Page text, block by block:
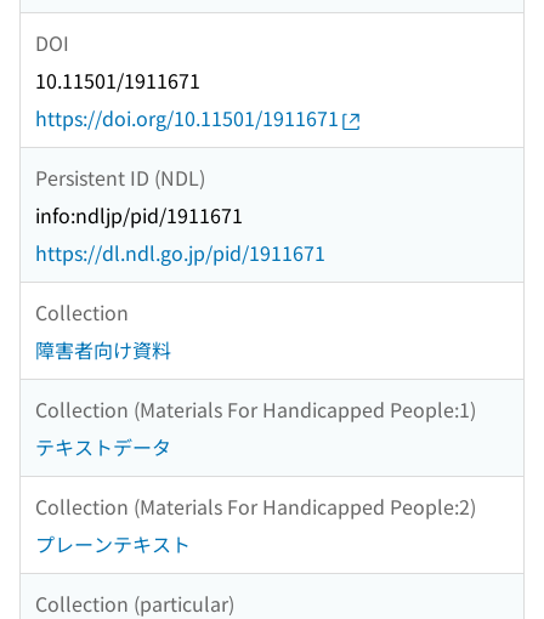
DOI
10.11501/1911671
https://doi.org/10.11501/1911671
Persistent ID (NDL)
info:ndljp/pid/1911671
https://dl.ndl.go.jp/pid/1911671
Collection
障害者向け資料
Collection (Materials For Handicapped People:1)
テキストデータ
Collection (Materials For Handicapped People:2)
プレーンテキスト
Collection (particular)